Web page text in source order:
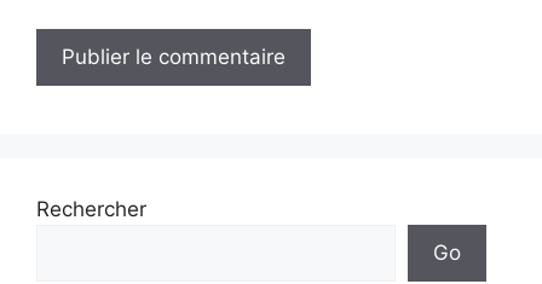
Rechercher
Go